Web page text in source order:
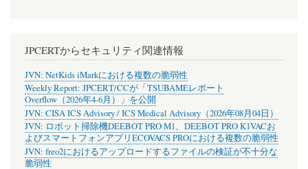
JPCERTからセキュリティ関連情報
JVN: NetKids iMarkにおける複数の脆弱性
Weekly Report: JPCERT/CCが「TSUBAMEレポート
Overflow（2026年4-6月）」を公開
JVN: CISA ICS Advisory / ICS Medical Advisory（2026年08月04日）
JVN: ロボット掃除機DEEBOT PRO M1、DEEBOT PRO K1VACお
よびスマートフォンアプリECOVACS PROにおける複数の脆弱性
JVN: freo2におけるアップロードするファイルの検証が不十分な
脆弱性